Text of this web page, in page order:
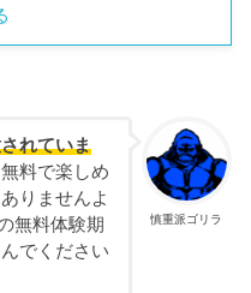
慎重派ゴリラ
れていま
料で楽しめ
りませんよ
無料体験期
でください